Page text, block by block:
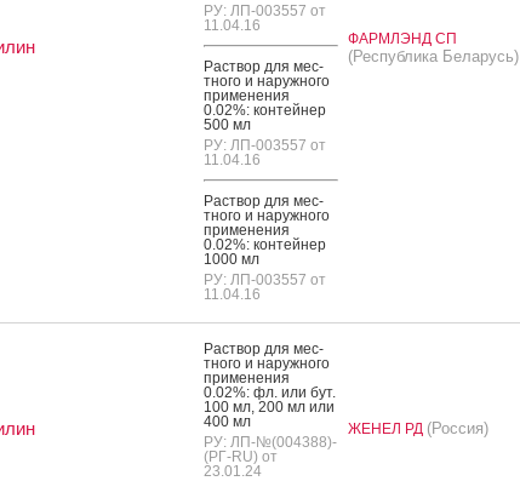
РУ: ЛП-003557 от
11.04.16
Рас­твор для мес­
тно­го и на­руж­но­го
при­мене­ния
0.02%: кон­тей­нер
500 мл
РУ: ЛП-003557 от
11.04.16
Рас­твор для мес­
тно­го и на­руж­но­го
при­мене­ния
0.02%: кон­тей­нер
1000 мл
РУ: ЛП-003557 от
11.04.16
ФАРМЛЭНД СП
(Республика Беларусь)
Рас­твор для мес­
тно­го и на­руж­но­го
при­мене­ния
0.02%: фл. или бут.
100 мл, 200 мл или
400 мл
РУ: ЛП-№(004388)-
(РГ-RU) от
23.01.24
ЖЕНЕЛ РД (Россия)